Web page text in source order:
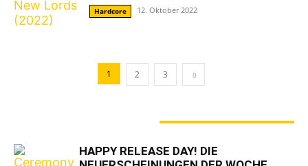
Hardcore 12. Oktober 2022
1 2 3
HAPPY RELEASE DAY! DIE